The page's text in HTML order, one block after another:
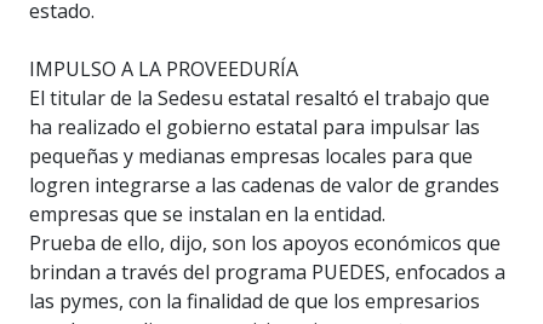
estado.
IMPULSO A LA PROVEEDURÍA
El titular de la Sedesu estatal resaltó el trabajo que
ha realizado el gobierno estatal para impulsar las
pequeñas y medianas empresas locales para que
logren integrarse a las cadenas de valor de grandes
empresas que se instalan en la entidad.
Prueba de ello, dijo, son los apoyos económicos que
brindan a través del programa PUEDES, enfocados a
las pymes, con la finalidad de que los empresarios